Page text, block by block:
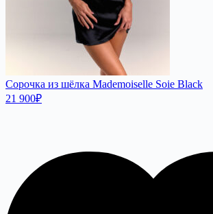
Сорочка из шёлка Mademoiselle Soie Black
21 900₽